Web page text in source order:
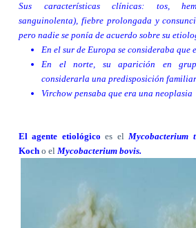
Sus características clínicas: tos,
sanguinolenta), fiebre prolongada y
pero nadie se ponía de acuerdo sobre su
En el sur de Europa se consideraba que
En el norte, su aparición en
considerarla una predisposición familiar
Virchow pensaba que era una neoplasia
El agente etiológico es elMycobacterium
Kocho el Mycobacterium bovis.